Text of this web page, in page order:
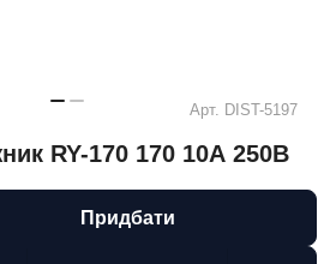
Арт. DIST-5197
RY-170 170 10А 250В
Придбати